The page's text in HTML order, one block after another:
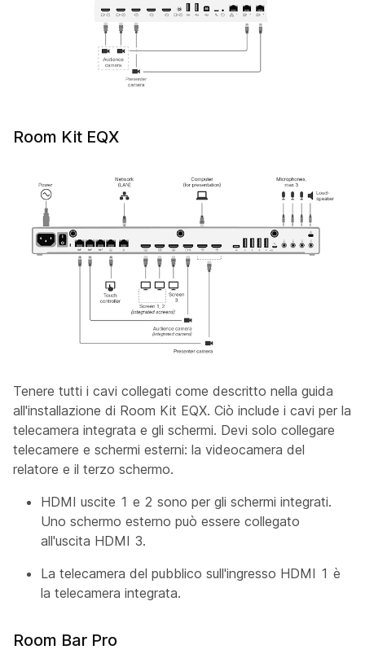
Room Kit EQX
Tenere tutti i cavi collegati come descritto nella guida
all'installazione di Room Kit EQX. Ciò include i cavi per la
telecamera integrata e gli schermi. Devi solo collegare
telecamere e schermi esterni: la videocamera del
relatore e il terzo schermo.
HDMI uscite 1 e 2 sono per gli schermi integrati.
Uno schermo esterno può essere collegato
all'uscita HDMI 3.
La telecamera del pubblico sull'ingresso HDMI 1 è
la telecamera integrata.
Room Bar Pro